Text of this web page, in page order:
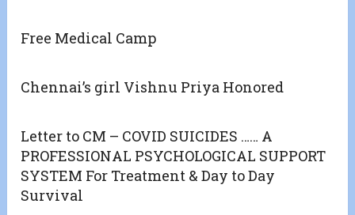
Free Medical Camp
Chennai’s girl Vishnu Priya Honored
Letter to CM – COVID SUICIDES …… A
PROFESSIONAL PSYCHOLOGICAL SUPPORT
SYSTEM For Treatment & Day to Day
Survival